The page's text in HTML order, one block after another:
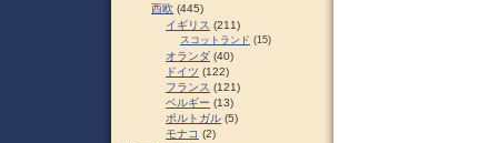
西欧 (445)
イギリス (211)
スコットランド (15)
オランダ (40)
ドイツ (122)
フランス (121)
ベルギー (13)
ポルトガル (5)
モナコ (2)